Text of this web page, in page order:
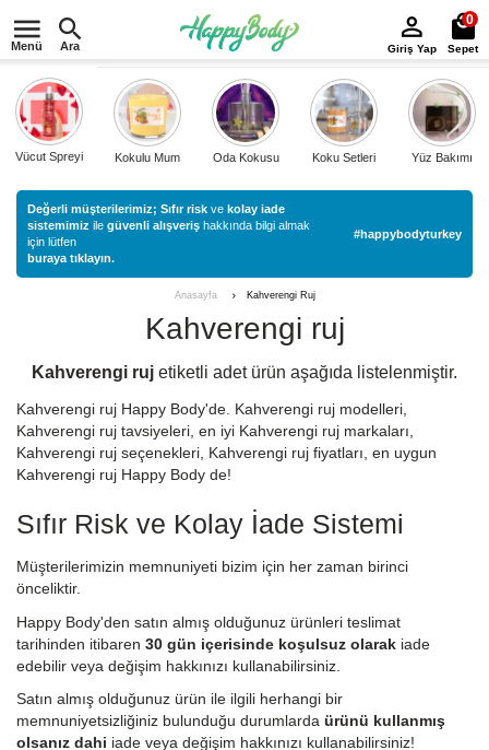
Menü Ara Giriş Yap
0
Sepet
Vücut Spreyi Kokulu Mum Oda Kokusu Koku Setleri Yüz Bakımı
Değerli müşterilerimiz; Sıfır risk ve kolay iade
sistemimiz ile güvenli alışveriş hakkında bilgi almak
için lütfen
buraya tıklayın.
#happybodyturkey
Anasayfa Kahverengi Ruj
Kahverengi ruj
Kahverengi ruj etiketli adet ürün aşağıda listelenmiştir.
Kahverengi ruj Happy Body'de. Kahverengi ruj modelleri,
Kahverengi ruj tavsiyeleri, en iyi Kahverengi ruj markaları,
Kahverengi ruj seçenekleri, Kahverengi ruj fiyatları, en uygun
Kahverengi ruj Happy Body de!
Sıfır Risk ve Kolay İade Sistemi
Müşterilerimizin memnuniyeti bizim için her zaman birinci
önceliktir.
Happy Body'den satın almış olduğunuz ürünleri teslimat
tarihinden itibaren 30 gün içerisinde koşulsuz olarak iade
edebilir veya değişim hakkınızı kullanabilirsiniz.
Satın almış olduğunuz ürün ile ilgili herhangi bir
memnuniyetsizliğiniz bulunduğu durumlarda ürünü kullanmış
olsanız dahi iade veya değişim hakkınızı kullanabilirsiniz!